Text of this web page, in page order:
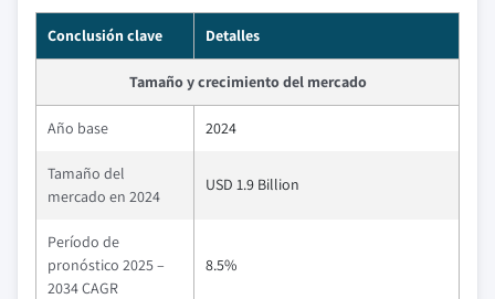
Conclusión clave Detalles
Tamaño y crecimiento del mercado
Año base 2024
Tamaño del
mercado en 2024
USD 1.9 Billion
Período de
pronóstico 2025 –
2034 CAGR
8.5%